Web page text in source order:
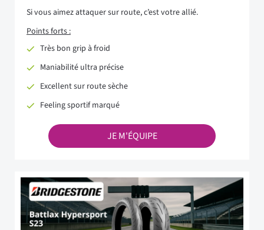
Si vous aimez attaquer sur route, c’est votre allié.
Points forts :
Très bon grip à froid
Maniabilité ultra précise
Excellent sur route sèche
Feeling sportif marqué
JE M'ÉQUIPE